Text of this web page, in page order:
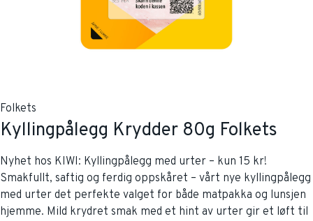
Folkets
Kyllingpålegg Krydder 80g Folkets
Nyhet hos KIWI: Kyllingpålegg med urter – kun 15 kr!
Smakfullt, saftig og ferdig oppskåret – vårt nye kyllingpålegg
med urter det perfekte valget for både matpakka og lunsjen
hjemme. Mild krydret smak med et hint av urter gir et løft til